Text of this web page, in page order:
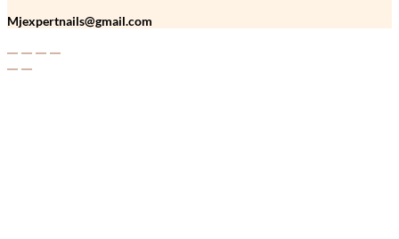
Mjexpertnails@gmail.com